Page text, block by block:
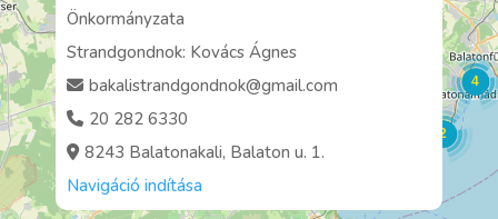
2
4
Önkormányzata
Strandgondnok: Kovács Ágnes
bakalistrandgondnok@gmail.com
20 282 6330
8243 Balatonakali, Balaton u. 1.
Navigáció indítása